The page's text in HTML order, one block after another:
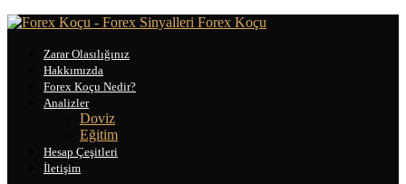
Forex Koçu
Zarar Olasılığınız
Hakkımızda
Forex Koçu Nedir?
Analizler
Doviz
Eğitim
Hesap Çeşitleri
İletişim